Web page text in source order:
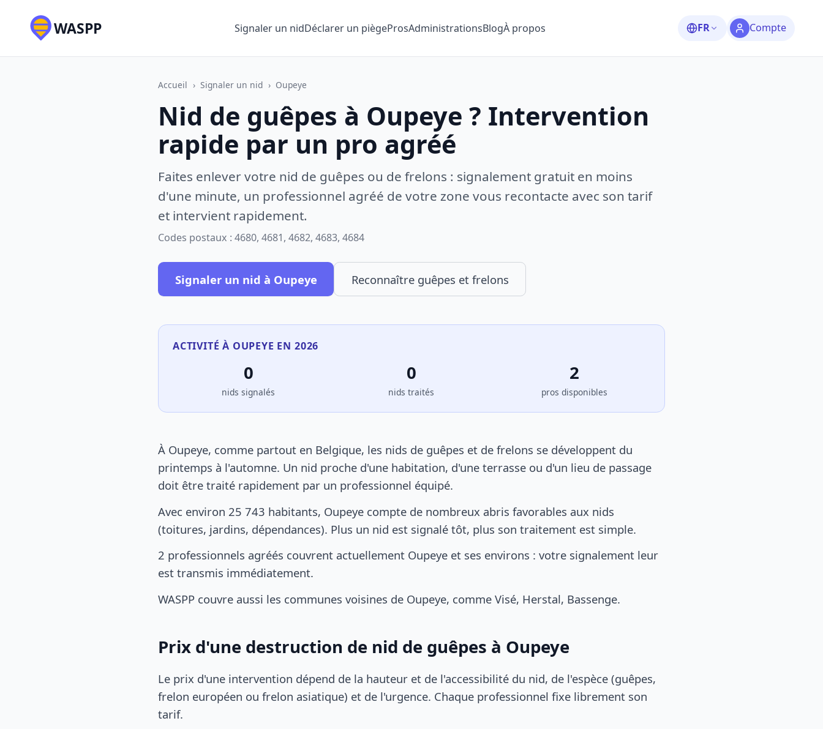
WASPP Signaler un nidDéclarer un piègeProsAdministrationsBlogÀ propos FR Compte
Accueil › Signaler un nid › Oupeye
Nid de guêpes à Oupeye ? Intervention
rapide par un pro agréé
Faites enlever votre nid de guêpes ou de frelons : signalement gratuit en moins
d'une minute, un professionnel agréé de votre zone vous recontacte avec son tarif
et intervient rapidement.
Codes postaux : 4680, 4681, 4682, 4683, 4684
Signaler un nid à Oupeye Reconnaître guêpes et frelons
ACTIVITÉ À OUPEYE EN 2026
0
nids signalés
0
nids traités
2
pros disponibles
À Oupeye, comme partout en Belgique, les nids de guêpes et de frelons se développent du
printemps à l'automne. Un nid proche d'une habitation, d'une terrasse ou d'un lieu de passage
doit être traité rapidement par un professionnel équipé.
Avec environ 25 743 habitants, Oupeye compte de nombreux abris favorables aux nids
(toitures, jardins, dépendances). Plus un nid est signalé tôt, plus son traitement est simple.
2 professionnels agréés couvrent actuellement Oupeye et ses environs : votre signalement leur
est transmis immédiatement.
WASPP couvre aussi les communes voisines de Oupeye, comme Visé, Herstal, Bassenge.
Prix d'une destruction de nid de guêpes à Oupeye
Le prix d'une intervention dépend de la hauteur et de l'accessibilité du nid, de l'espèce (guêpes,
frelon européen ou frelon asiatique) et de l'urgence. Chaque professionnel fixe librement son
tarif.